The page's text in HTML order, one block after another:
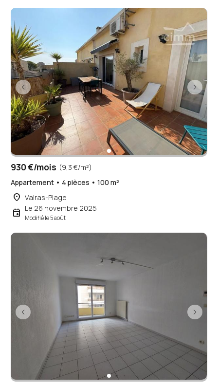
930 €/mois (9,3 €/m²)
Appartement • 4 pièces • 100 m²
place Valras-Plage
event Le 26 novembre 2025
Modifié le 5 août